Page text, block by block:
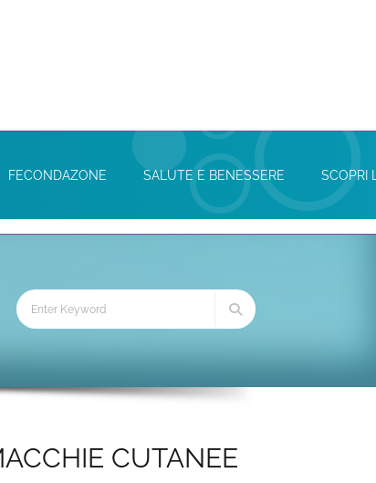
FECONDAZONE SALUTE E BENESSERE SCOPRI
CUTANEE